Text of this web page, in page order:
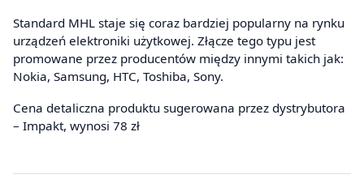
Standard MHL staje się coraz bardziej popularny na rynku
urządzeń elektroniki użytkowej. Złącze tego typu jest
promowane przez producentów między innymi takich jak:
Nokia, Samsung, HTC, Toshiba, Sony.
Cena detaliczna produktu sugerowana przez dystrybutora
– Impakt, wynosi 78 zł